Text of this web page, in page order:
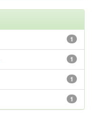
1
1
1
1